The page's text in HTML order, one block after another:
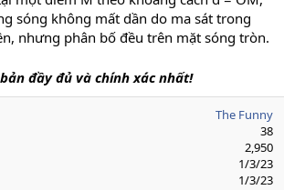
sóng không mất dần do ma sát trong
nhưng phân bố đều trên mặt sóng tròn.
đầy đủ và chính xác nhất!
The Funny
38
2,950
1/3/23
1/3/23